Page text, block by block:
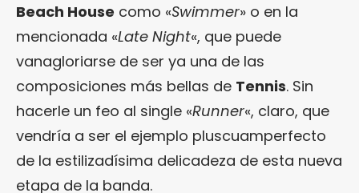
Beach House como «Swimmer» o en la
mencionada «Late Night«, que puede
vanagloriarse de ser ya una de las
composiciones más bellas de Tennis. Sin
hacerle un feo al single «Runner«, claro, que
vendría a ser el ejemplo pluscuamperfecto
de la estilizadísima delicadeza de esta nueva
etapa de la banda.